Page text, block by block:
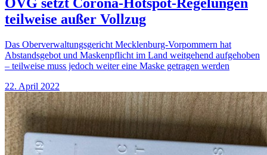
teilweise außer Vollzug
Das Oberverwaltungsgericht Mecklenburg-Vorpommern hat
Abstandsgebot und Maskenpflicht im Land weitgehend aufgehoben
– teilweise muss jedoch weiter eine Maske getragen werden
22. April 2022